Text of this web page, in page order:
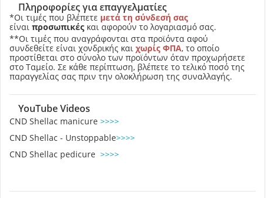
Πληροφορίες για επαγγελματίες
*Οι τιμές που βλέπετε μετά τη σύνδεσή σας
είναι προσωπικές και αφορούν το λογαριασμό σας.
**Οι τιμές που αναγράφονται στα προϊόντα αφού
συνδεθείτε είναι χονδρικής και χωρίς ΦΠΑ, το οποίο
προστίθεται στο σύνολο των προϊόντων όταν προχωρήσετε
στο Ταμείο. Σε κάθε περίπτωση, βλέπετε το τελικό ποσό της
παραγγελίας σας πριν την ολοκλήρωση της συναλλαγής.
YouTube Videos
CND Shellac manicure >>>>
CND Shellac - Unstoppable>>>>
CND Shellac pedicure >>>>